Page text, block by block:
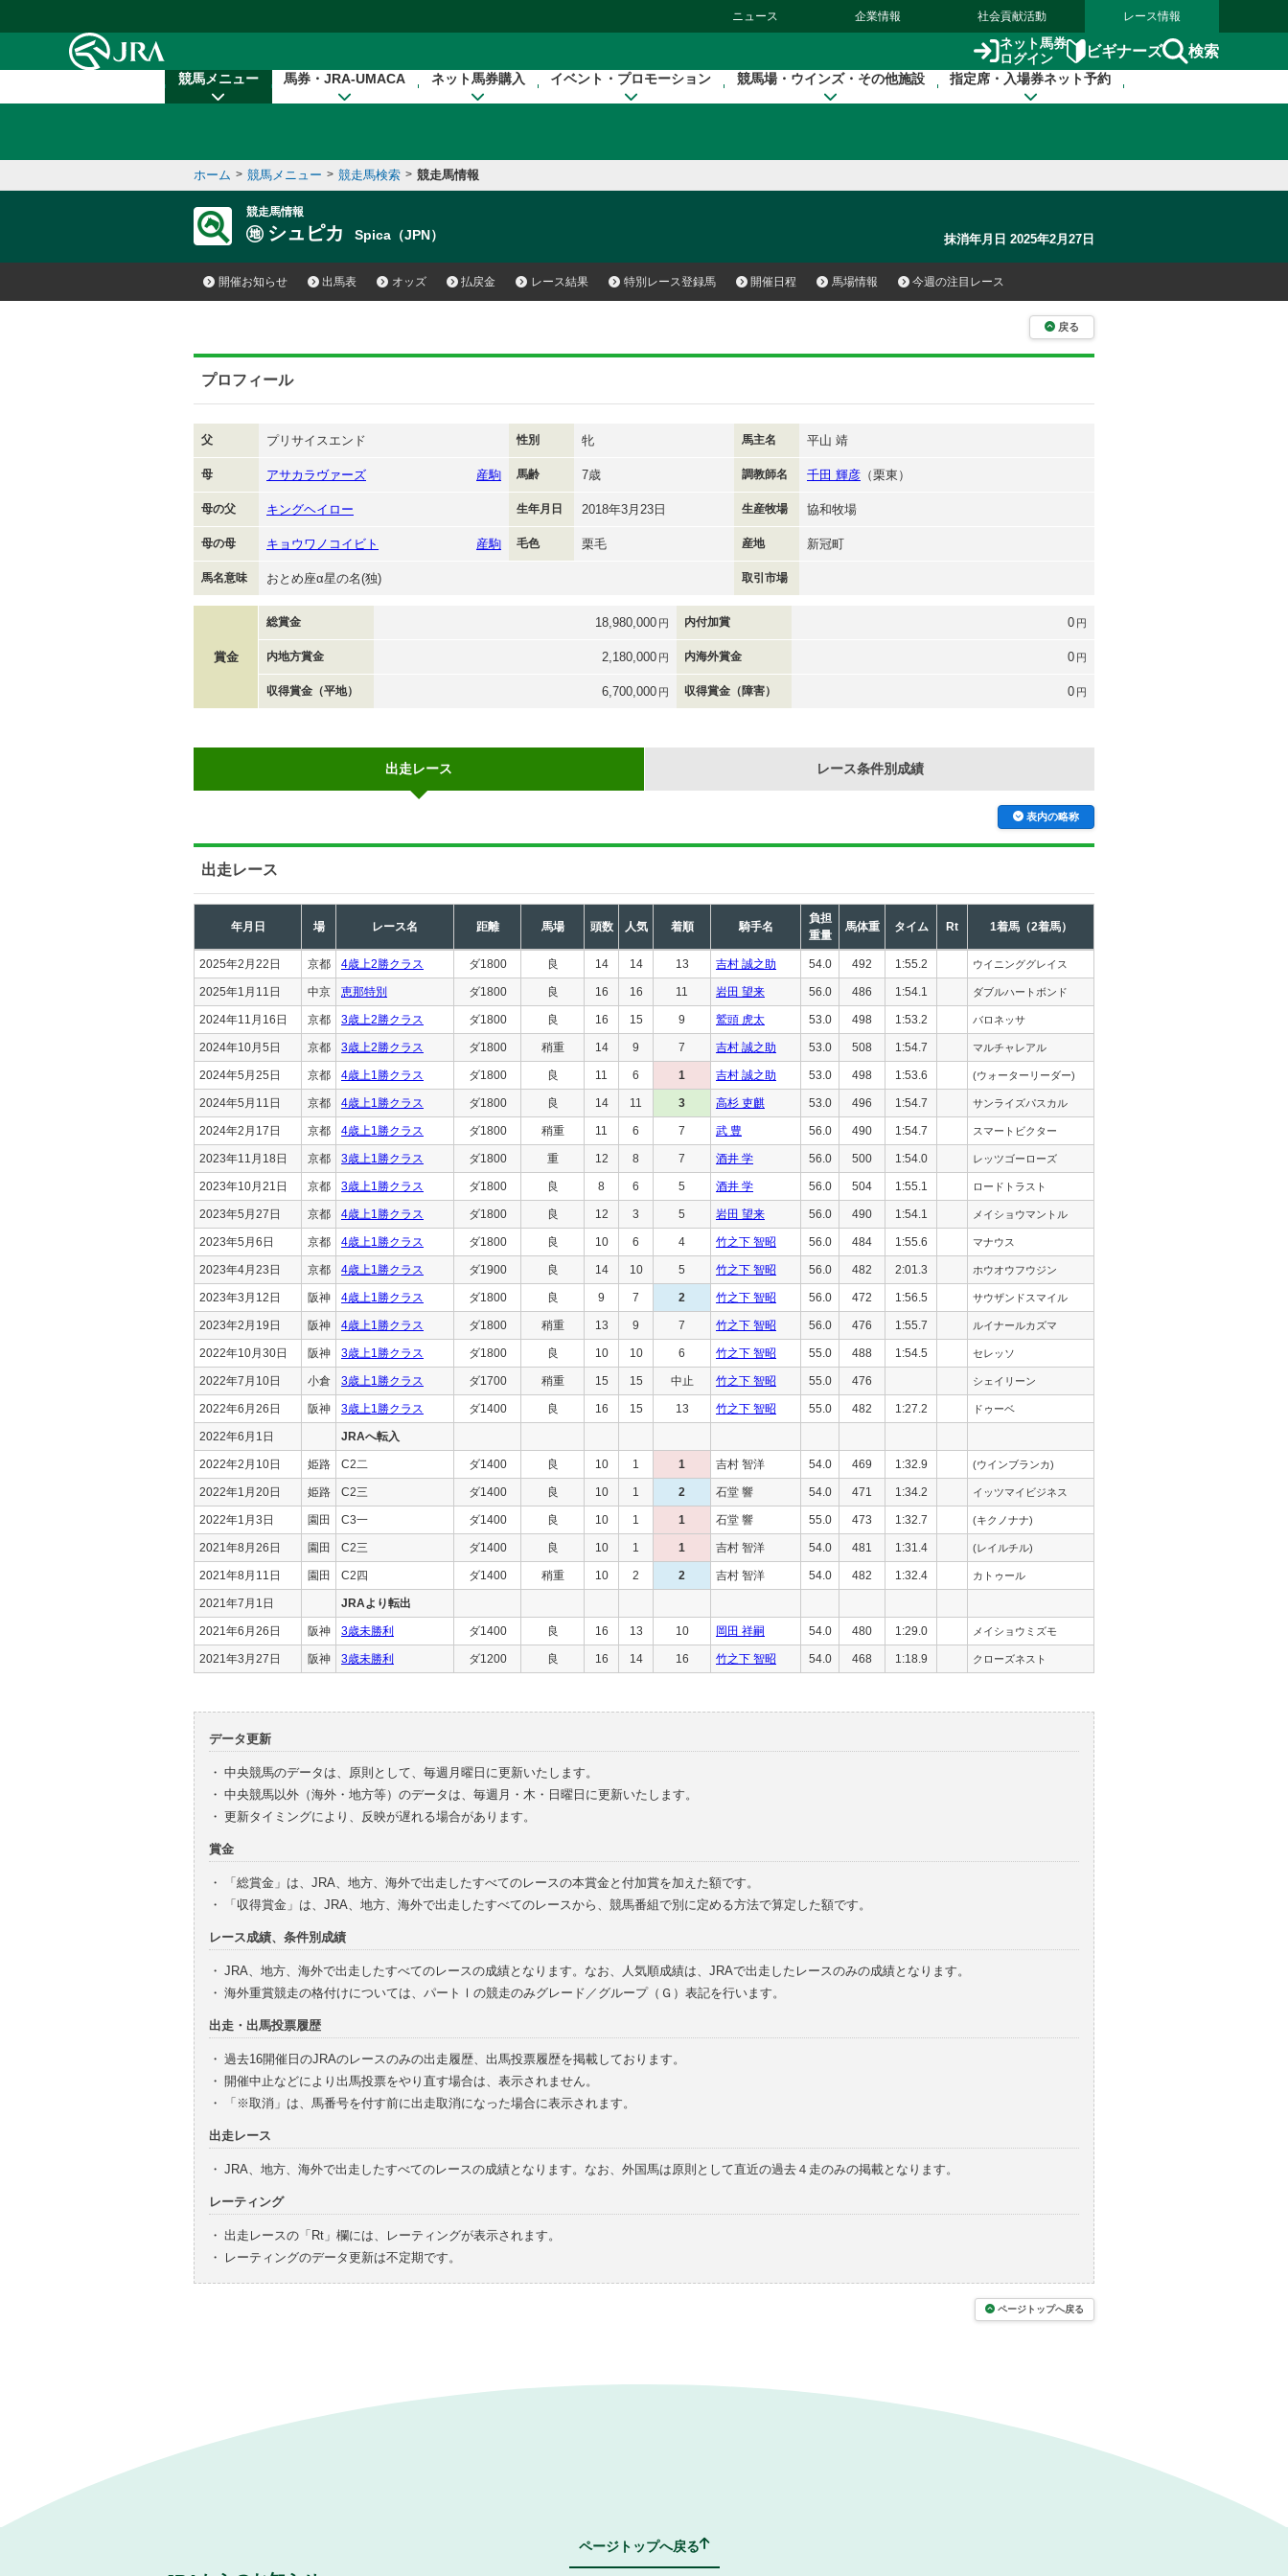
ニュース 企業情報 社会貢献活動 レース情報
ネット馬券
ログイン
ビギナーズ 検索
競馬メニュー 馬券・JRA-UMACA ネット馬券購入 イベント・プロモーション 競馬場・ウインズ・その他施設 指定席・入場券ネット予約
ホーム > 競馬メニュー > 競走馬検索 > 競走馬情報
競走馬情報
シュピカ Spica（JPN） 抹消年月日 2025年2月27日
開催お知らせ 出馬表 オッズ 払戻金 レース結果 特別レース登録馬 開催日程 馬場情報 今週の注目レース
戻る
プロフィール
父 プリサイスエンド 性別 牝 馬主名 平山 靖
母 アサカラヴァーズ 産駒 馬齢 7歳 調教師名 千田 輝彦 （栗東）
母の父 キングヘイロー 生年月日 2018年3月23日 生産牧場 協和牧場
母の母 キョウワノコイビト 産駒 毛色 栗毛 産地 新冠町
馬名意味 おとめ座α星の名(独) 取引市場
賞金
総賞金 18,980,000 円 内付加賞 0 円
内地方賞金 2,180,000 円 内海外賞金 0 円
収得賞金（平地） 6,700,000 円 収得賞金（障害） 0 円
出走レース レース条件別成績
表内の略称
出走レース
年月日 場 レース名 距離 馬場 頭数 人気 着順 騎手名
負担
重量
馬体重 タイム Rt 1着馬（2着馬）
2025年2月22日 京都 4歳上2勝クラス ダ1800 良 14 14 13 吉村 誠之助 54.0 492 1:55.2 ウイニンググレイス
2025年1月11日 中京 恵那特別 ダ1800 良 16 16 11 岩田 望来 56.0 486 1:54.1 ダブルハートボンド
2024年11月16日 京都 3歳上2勝クラス ダ1800 良 16 15 9 鷲頭 虎太 53.0 498 1:53.2 バロネッサ
2024年10月5日 京都 3歳上2勝クラス ダ1800 稍重 14 9 7 吉村 誠之助 53.0 508 1:54.7 マルチャレアル
2024年5月25日 京都 4歳上1勝クラス ダ1800 良 11 6 1 吉村 誠之助 53.0 498 1:53.6 (ウォーターリーダー)
2024年5月11日 京都 4歳上1勝クラス ダ1800 良 14 11 3 高杉 吏麒 53.0 496 1:54.7 サンライズパスカル
2024年2月17日 京都 4歳上1勝クラス ダ1800 稍重 11 6 7 武 豊 56.0 490 1:54.7 スマートビクター
2023年11月18日 京都 3歳上1勝クラス ダ1800 重 12 8 7 酒井 学 56.0 500 1:54.0 レッツゴーローズ
2023年10月21日 京都 3歳上1勝クラス ダ1800 良 8 6 5 酒井 学 56.0 504 1:55.1 ロードトラスト
2023年5月27日 京都 4歳上1勝クラス ダ1800 良 12 3 5 岩田 望来 56.0 490 1:54.1 メイショウマントル
2023年5月6日 京都 4歳上1勝クラス ダ1800 良 10 6 4 竹之下 智昭 56.0 484 1:55.6 マナウス
2023年4月23日 京都 4歳上1勝クラス ダ1900 良 14 10 5 竹之下 智昭 56.0 482 2:01.3 ホウオウフウジン
2023年3月12日 阪神 4歳上1勝クラス ダ1800 良 9 7 2 竹之下 智昭 56.0 472 1:56.5 サウザンドスマイル
2023年2月19日 阪神 4歳上1勝クラス ダ1800 稍重 13 9 7 竹之下 智昭 56.0 476 1:55.7 ルイナールカズマ
2022年10月30日 阪神 3歳上1勝クラス ダ1800 良 10 10 6 竹之下 智昭 55.0 488 1:54.5 セレッソ
2022年7月10日 小倉 3歳上1勝クラス ダ1700 稍重 15 15 中止 竹之下 智昭 55.0 476 シェイリーン
2022年6月26日 阪神 3歳上1勝クラス ダ1400 良 16 15 13 竹之下 智昭 55.0 482 1:27.2 ドゥーベ
2022年6月1日 JRAへ転入
2022年2月10日 姫路 C2二 ダ1400 良 10 1 1 吉村 智洋 54.0 469 1:32.9 (ウインブランカ)
2022年1月20日 姫路 C2三 ダ1400 良 10 1 2 石堂 響 54.0 471 1:34.2 イッツマイビジネス
2022年1月3日 園田 C3一 ダ1400 良 10 1 1 石堂 響 55.0 473 1:32.7 (キクノナナ)
2021年8月26日 園田 C2三 ダ1400 良 10 1 1 吉村 智洋 54.0 481 1:31.4 (レイルチル)
2021年8月11日 園田 C2四 ダ1400 稍重 10 2 2 吉村 智洋 54.0 482 1:32.4 カトゥール
2021年7月1日 JRAより転出
2021年6月26日 阪神 3歳未勝利 ダ1400 良 16 13 10 岡田 祥嗣 54.0 480 1:29.0 メイショウミズモ
2021年3月27日 阪神 3歳未勝利 ダ1200 良 16 14 16 竹之下 智昭 54.0 468 1:18.9 クローズネスト
データ更新
・ 中央競馬のデータは、原則として、毎週月曜日に更新いたします。
・ 中央競馬以外（海外・地方等）のデータは、毎週月・木・日曜日に更新いたします。
・ 更新タイミングにより、反映が遅れる場合があります。
賞金
・
「総賞金」は、JRA、地方、海外で出走したすべてのレースの本賞金と付加賞を加えた額です。
・
「収得賞金」は、JRA、地方、海外で出走したすべてのレースから、競馬番組で別に定める方法で算定した額です。
レース成績、条件別成績
・ JRA、地方、海外で出走したすべてのレースの成績となります。なお、人気順成績は、JRAで出走したレースのみの成績となります。
・ 海外重賞競走の格付けについては、パートⅠの競走のみグレード／グループ（Ｇ）表記を行います。
出走・出馬投票履歴
・ 過去16開催日のJRAのレースのみの出走履歴、出馬投票履歴を掲載しております。
・ 開催中止などにより出馬投票をやり直す場合は、表示されません。
・
「※取消」は、馬番号を付す前に出走取消になった場合に表示されます。
出走レース
・ JRA、地方、海外で出走したすべてのレースの成績となります。なお、外国馬は原則として直近の過去４走のみの掲載となります。
レーティング
・ 出走レースの「Rt」欄には、レーティングが表示されます。
・
レーティングのデータ更新は不定期です。
ページトップへ戻る
ページトップへ戻る